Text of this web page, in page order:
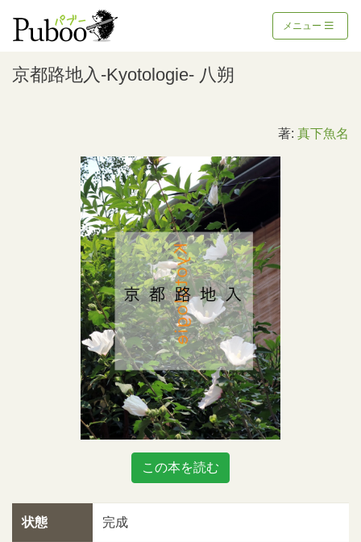
メニュー
京都路地入-Kyotologie- 八朔
著: 真下魚名
この本を読む
状態 完成